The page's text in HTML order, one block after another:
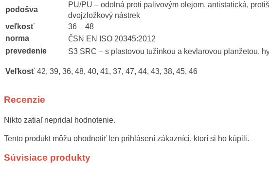
podošva
PU/PU – odolná proti palivovým olejom, antistatická,
dvojzložkový nástrek
veľkosť
36 – 48
norma
ČSN EN ISO 20345:2012
prevedenie
S3 SRC – s plastovou tužinkou a kevlarovou planžetou,
Veľkosť 42, 39, 36, 48, 40, 41, 37, 47, 44, 43, 38, 45, 46
Recenzie
Nikto zatiaľ nepridal hodnotenie.
Tento produkt môžu ohodnotiť len prihlásení zákazníci, ktorí si ho kúpili.
Súvisiace produkty